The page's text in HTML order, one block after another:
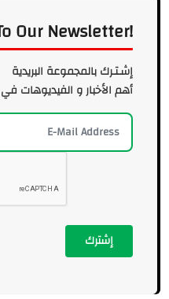
Our Newsletter!
إشـتـرك بالمجموعة البريدية
أهم الأخبار و الفيديوهات في
إشترك